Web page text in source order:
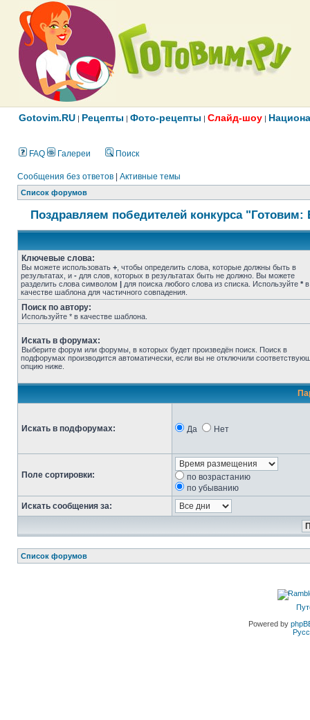
Gotovim.RU | Рецепты | Фото-рецепты | Слайд-шоу |
FAQ Галереи Поиск
Сообщения без ответов Активные темы
Список форумов
Поздравляем победителей конкурса
Ключевые слова:
Вы можете использовать + , чтобы определить слова, которые должны быть в
результатах, и - для слов, которых в результатах быть не должно. Вы можете
разделить слова символом | для поиска любого слова из списка. Используйте * в
качестве шаблона для частичного совпадения.
Поиск по автору:
Используйте * в качестве шаблона.
Искать в форумах:
Выберите форум или форумы, в которых будет произведён поиск. Поиск в
подфорумах производится автоматически, если вы не отключили
опцию ниже.
Искать в подфорумах: Да Нет
Поле сортировки:
по возрастанию
по убыванию
Искать сообщения за:
Список форумов
Powered by